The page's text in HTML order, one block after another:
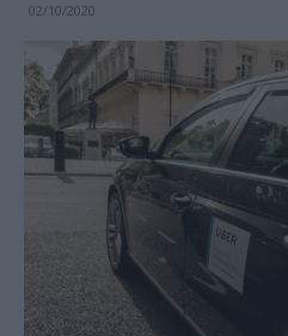
02/10/2020